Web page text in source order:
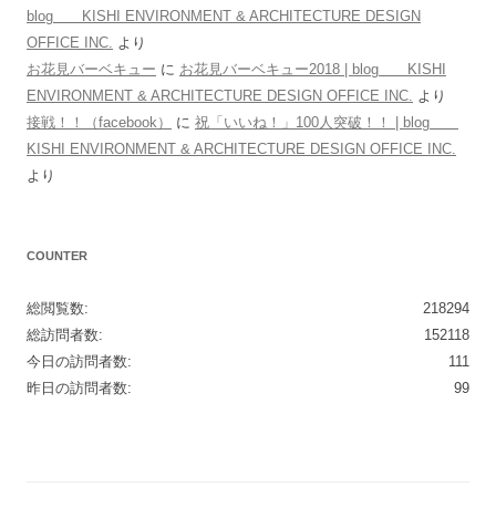
blog KISHI ENVIRONMENT & ARCHITECTURE DESIGN
OFFICE INC. より
お花見バーベキュー に お花見バーベキュー2018 | blog KISHI
ENVIRONMENT & ARCHITECTURE DESIGN OFFICE INC. より
接戦！！（facebook）
に 祝「いいね！」100人突破！！ | blog
KISHI ENVIRONMENT & ARCHITECTURE DESIGN OFFICE INC.
より
COUNTER
218294
総閲覧数:
152118
総訪問者数:
111
今日の訪問者数:
99
昨日の訪問者数: